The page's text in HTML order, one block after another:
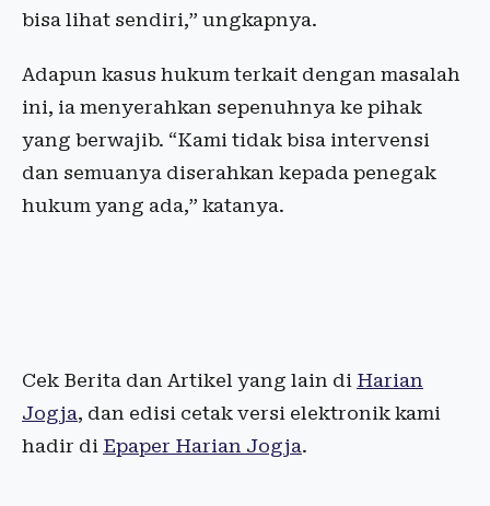
bisa lihat sendiri,” ungkapnya.
Adapun kasus hukum terkait dengan masalah
ini, ia menyerahkan sepenuhnya ke pihak
yang berwajib. “Kami tidak bisa intervensi
dan semuanya diserahkan kepada penegak
hukum yang ada,” katanya.
Cek Berita dan Artikel yang lain di Harian
Jogja, dan edisi cetak versi elektronik kami
hadir di Epaper Harian Jogja.